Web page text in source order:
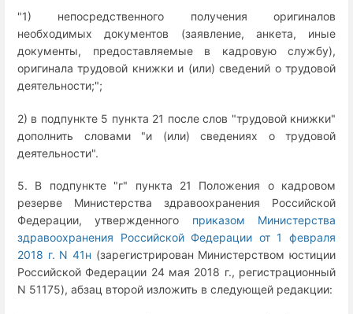
"1) непосредственного получения оригиналов
необходимых документов (заявление, анкета, иные
документы, предоставляемые в кадровую службу),
оригинала трудовой книжки и (или) сведений о трудовой
деятельности;";
2) в подпункте 5 пункта 21 после слов "трудовой книжки"
дополнить словами "и (или) сведениях о трудовой
деятельности".
5. В подпункте "г" пункта 21 Положения о кадровом
резерве Министерства здравоохранения Российской
Федерации, утвержденного приказом Министерства
здравоохранения Российской Федерации от 1 февраля
2018 г. N 41н (зарегистрирован Министерством юстиции
Российской Федерации 24 мая 2018 г., регистрационный
N 51175), абзац второй изложить в следующей редакции: